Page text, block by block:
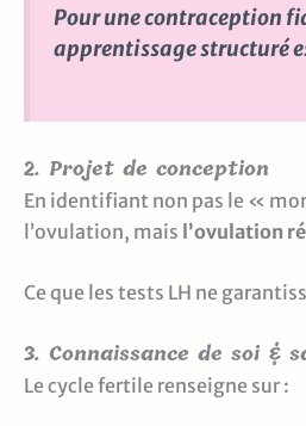
Pour une contraception
apprentissage structuré
2. Projet de conception
En identifiant non pas le «
l’ovulation, mais l’ovulation
Ce que les tests LH ne
3. Connaissance de soi &
Le cycle fertile renseigne sur :